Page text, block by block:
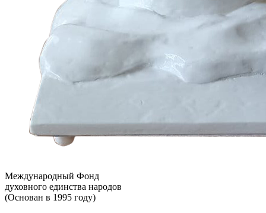
Международный Фонд
духовного единства народов
(Основан в 1995 году)